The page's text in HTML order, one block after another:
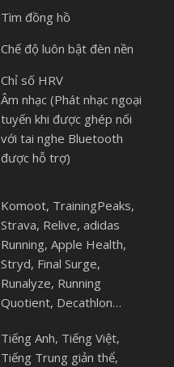
Tìm đồng hồ
Chế độ luôn bật đèn nền
Chỉ số HRV
Âm nhạc (Phát nhạc ngoại
tuyến khi được ghép nối
với tai nghe Bluetooth
được hỗ trợ)
Komoot, TrainingPeaks,
Strava, Relive, adidas
Running, Apple Health,
Stryd, Final Surge,
Runalyze, Running
Quotient, Decathlon…
Tiếng Anh, Tiếng Việt,
Tiếng Trung giản thể,